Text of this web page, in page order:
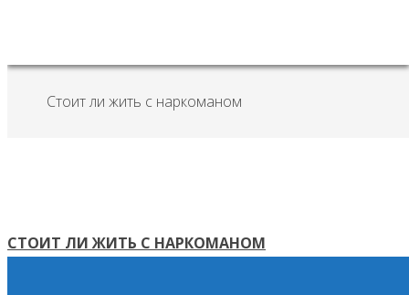
Стоит ли жить с наркоманом
СТОИТ ЛИ ЖИТЬ С НАРКОМАНОМ